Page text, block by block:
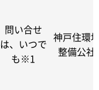
問い合せ
は、いつで
も※1
神戸住環
整備公社